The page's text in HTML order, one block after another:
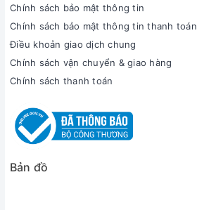
Chính sách bảo mật thông tin
Chính sách bảo mật thông tin thanh toán
Điều khoản giao dịch chung
Chính sách vận chuyển & giao hàng
Chính sách thanh toán
Bản đồ